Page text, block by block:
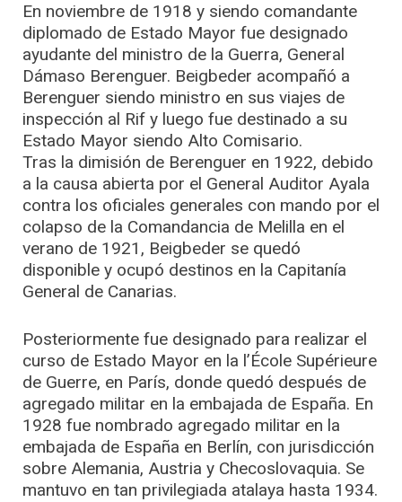
En noviembre de 1918 y siendo comandante
diplomado de Estado Mayor fue designado
ayudante del ministro de la Guerra, General
Dámaso Berenguer. Beigbeder acompañó a
Berenguer siendo ministro en sus viajes de
inspección al Rif y luego fue destinado a su
Estado Mayor siendo Alto Comisario.
Tras la dimisión de Berenguer en 1922, debido
a la causa abierta por el General Auditor Ayala
contra los oficiales generales con mando por el
colapso de la Comandancia de Melilla en el
verano de 1921, Beigbeder se quedó
disponible y ocupó destinos en la Capitanía
General de Canarias.
Posteriormente fue designado para realizar el
curso de Estado Mayor en la l’École Supérieure
de Guerre, en París, donde quedó después de
agregado militar en la embajada de España. En
1928 fue nombrado agregado militar en la
embajada de España en Berlín, con jurisdicción
sobre Alemania, Austria y Checoslovaquia. Se
mantuvo en tan privilegiada atalaya hasta 1934.